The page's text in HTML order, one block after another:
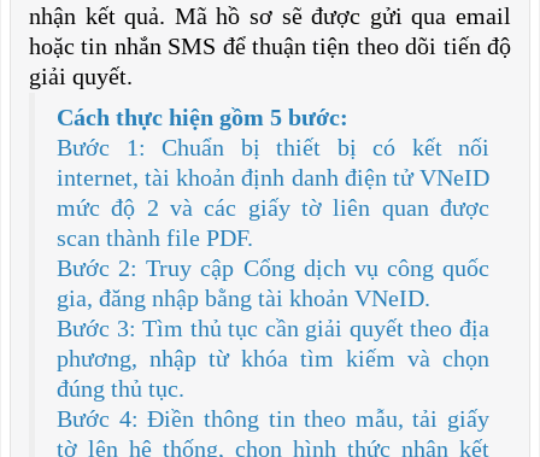
nhận kết quả. Mã hồ sơ sẽ được gửi qua email
hoặc tin nhắn SMS để thuận tiện theo dõi tiến độ
giải quyết.
Cách thực hiện gồm 5 bước:
Bước 1: Chuẩn bị thiết bị có kết nối
internet, tài khoản định danh điện tử VNeID
mức độ 2 và các giấy tờ liên quan được
scan thành file PDF.
Bước 2: Truy cập Cổng dịch vụ công quốc
gia, đăng nhập bằng tài khoản VNeID.
Bước 3: Tìm thủ tục cần giải quyết theo địa
phương, nhập từ khóa tìm kiếm và chọn
đúng thủ tục.
Bước 4: Điền thông tin theo mẫu, tải giấy
tờ lên hệ thống, chọn hình thức nhận kết